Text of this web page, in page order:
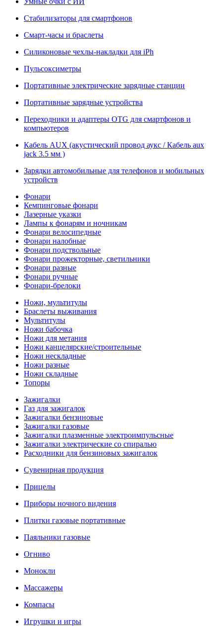
Стабилизаторы для смартфонов
Смарт-часы и браслеты
Силиконовые чехлы-накладки для iPh
Пульсоксиметры
Портативные электрические зарядные станции
Портативные зарядные устройства
Переходники и адаптеры OTG для смартфонов и
компьютеров
Кабель AUX (акустический провод аукс / Кабель aux
jack 3.5 мм )
Зарядки автомобильные для телефонов и мобильных
устройств
Фонари
Кемпинговые фонари
Лазерные указки
Лампы к фонарям и ночникам
Фонари велосипедные
Фонари налобные
Фонари подствольные
Фонари прожекторные, светильники
Фонари разные
Фонари ручные
Фонари-брелоки
Ножи, мультитулы
Браслеты выживания
Мультитулы
Ножи бабочка
Ножи для метания
Ножи канцелярские/строительные
Ножи нескладные
Ножи разные
Ножи складные
Топоры
Зажигалки
Газ для зажигалок
Зажигалки бензиновые
Зажигалки газовые
Зажигалки плазменные электроимпульсные
Зажигалки электрические со спиралью
Расходники для бензиновых зажигалок
Сувенирная продукция
Прицелы
Приборы ночного видения
Плитки газовые портативные
Паяльники газовые
Огниво
Монокли
Массажеры
Компасы
Игрушки и игры